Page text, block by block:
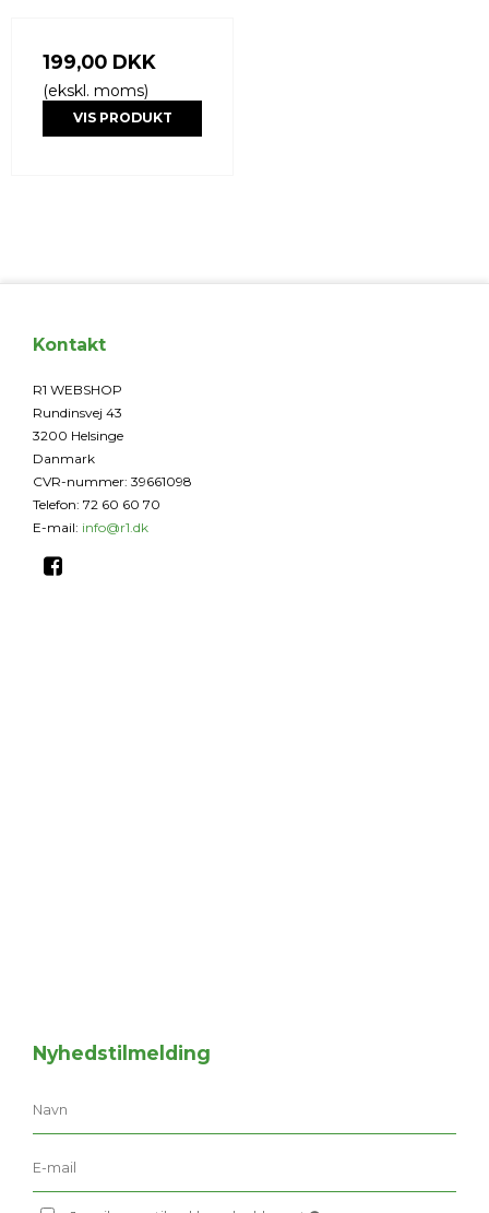
199,00 DKK
(ekskl. moms)
VIS PRODUKT
Kontakt
R1 WEBSHOP
Rundinsvej 43
3200 Helsinge
Danmark
CVR-nummer: 39661098
Telefon: 72 60 60 70
E-mail: info@r1.dk
Nyhedstilmelding